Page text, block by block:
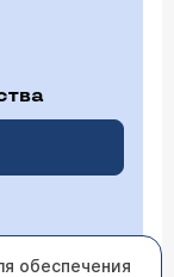
обеспечения